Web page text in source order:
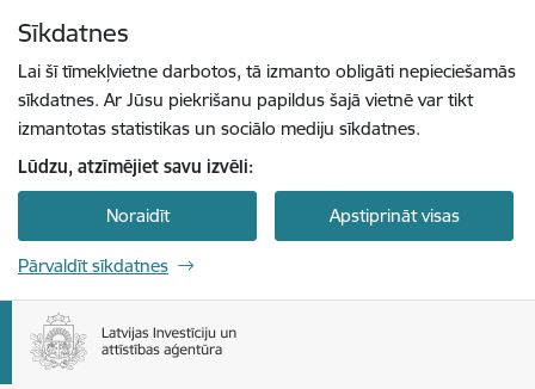
Sīkdatnes
Lai šī tīmekļvietne darbotos, tā izmanto obligāti nepieciešamās
sīkdatnes. Ar Jūsu piekrišanu papildus šajā vietnē var tikt
izmantotas statistikas un sociālo mediju sīkdatnes.
Lūdzu, atzīmējiet savu izvēli:
Noraidīt Apstiprināt visas
Pārvaldīt sīkdatnes